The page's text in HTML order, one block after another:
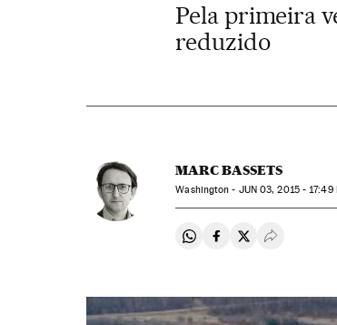
Pela primeira
reduzido
MARC BASSETS
Washington - JUN03, 2015 - 17:49
Compartir en Whatsapp
Compartir en
Compartir en
Desplegar